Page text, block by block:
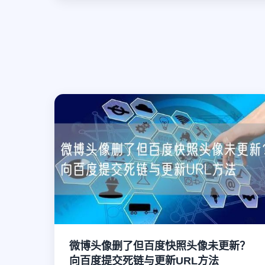
微博头像删了但百度快照头像未更新？
向百度提交死链与更新URL方法